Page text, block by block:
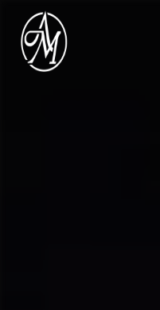
Panneau de gestion des